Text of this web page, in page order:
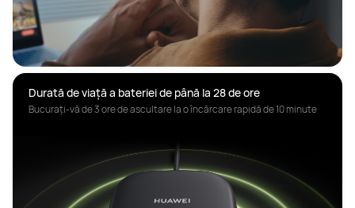
Durată de viață a bateriei de până la 28 de ore
Bucurați-vă de 3 ore de ascultare la o încărcare rapidă de 10 minute